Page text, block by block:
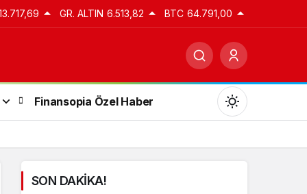
GR. ALTIN 6.513,82 BTC 64.791,00
Finansopia Özel Haber
SON DAKİKA!